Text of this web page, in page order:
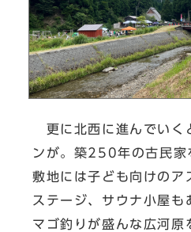
更に北西に進んでいく
ンが。築250年の古民家
敷地には子ども向けのア
ステージ、サウナ小屋も
マゴ釣りが盛んな広河原